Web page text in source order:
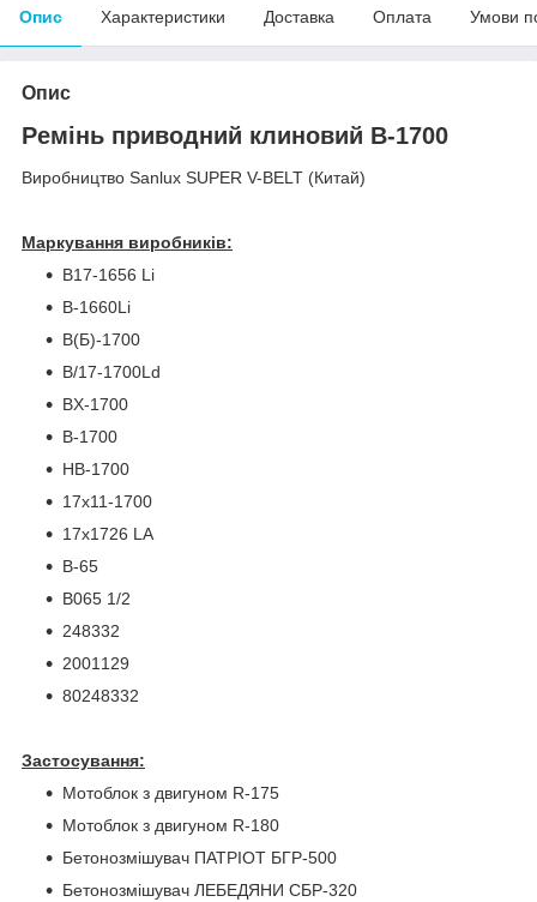
Опис Характеристики Доставка Оплата Умови
Опис
Ремінь приводний клиновий В-1700
Виробництво Sanlux SUPER V-BELT (Китай)
Маркування виробників:
B17-1656 Li
В-1660Li
B(Б)-1700
В/17-1700Ld
BX-1700
В-1700
HB-1700
17x11-1700
17x1726 LA
B-65
B065 1/2
248332
2001129
80248332
Застосування:
Мотоблок з двигуном R-175
Мотоблок з двигуном R-180
Бетонозмішувач ПАТРІОТ БГР-500
Бетонозмішувач ЛЕБЕДЯНИ СБР-320